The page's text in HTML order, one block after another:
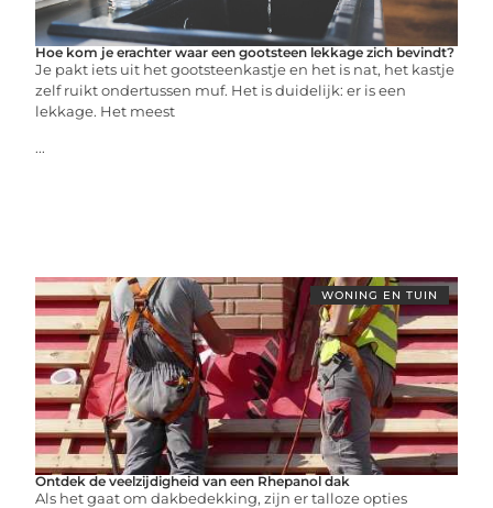
Hoe kom je erachter waar een gootsteen lekkage zich bevindt?
Je pakt iets uit het gootsteenkastje en het is nat, het kastje
zelf ruikt ondertussen muf. Het is duidelijk: er is een
lekkage. Het meest
...
WONING EN TUIN
Ontdek de veelzijdigheid van een Rhepanol dak
Als het gaat om dakbedekking, zijn er talloze opties